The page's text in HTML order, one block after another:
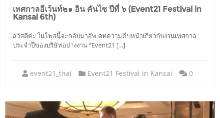
เทศกาลอีเว้นท์๒๑ อิน คันไซ ปีที่ ๖ (Event21 Festival in
Kansai 6th)
สวัสดีค่ะ ในโพสนี้จะกลับมาอัพเดทความคืบหน้าเกี่ยวกับงานเทศกาล
ประจำปีของบริษัทอย่างงาน “Event21 […]
event21_thai Event21 Festival in Kansai 0